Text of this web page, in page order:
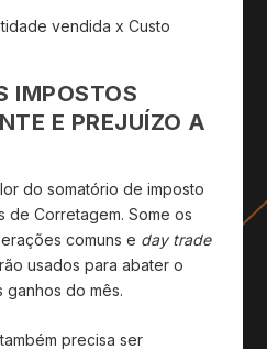
vendida x Custo
IMPOSTOS
E PREJUÍZO A
do somatório de imposto
de Corretagem. Some os
comuns e day trade
usados para abater o
do mês.
precisa ser